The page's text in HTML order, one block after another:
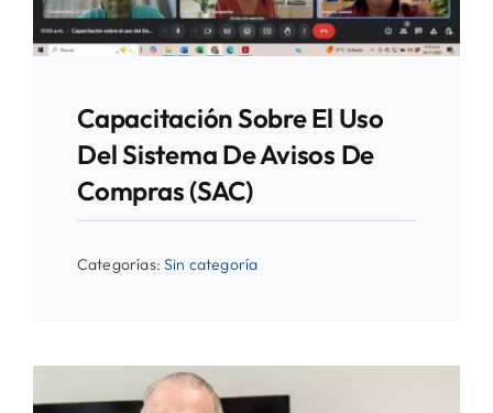
Capacitación Sobre El Uso
Del Sistema De Avisos De
Compras (SAC)
Categorías:Sin categoría